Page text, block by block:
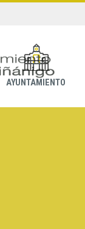
AYUNTAMIENTO